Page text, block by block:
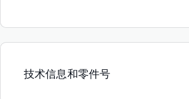
技术信息和零件号